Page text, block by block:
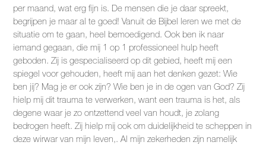
per maand, wat erg fijn is. De mensen die je daar spreekt,
begrijpen je maar al te goed! Vanuit de Bijbel leren we met de
situatie om te gaan, heel bemoedigend. Ook ben ik naar
iemand gegaan, die mij 1 op 1 professioneel hulp heeft
geboden. Zij is gespecialiseerd op dit gebied, heeft mij een
spiegel voor gehouden, heeft mij aan het denken gezet: Wie
ben jij? Mag je er ook zijn? Wie ben je in de ogen van God? Zij
hielp mij dit trauma te verwerken, want een trauma is het, als
degene waar je zo ontzettend veel van houdt, je zolang
bedrogen heeft. Zij hielp mij ook om duidelijkheid te scheppen in
deze wirwar van mijn leven,. Al mijn zekerheden zijn namelijk